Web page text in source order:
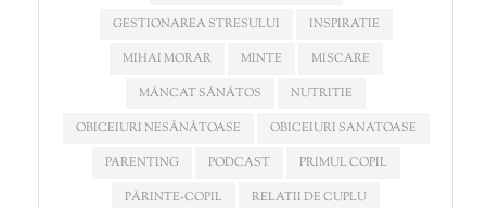
GESTIONAREA STRESULUI
INSPIRATIE
MIHAI MORAR
MINTE
MISCARE
MÂNCAT SĂNĂTOS
NUTRITIE
OBICEIURI NESĂNĂTOASE
OBICEIURI SANATOASE
PARENTING
PODCAST
PRIMUL COPIL
PĂRINTE-COPIL
RELATII DE CUPLU